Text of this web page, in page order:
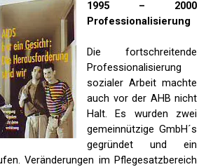
1995 – 2000
Professionalisierung
Die fortschreitende
Professionalisierung
sozialer Arbeit machte
auch vor der AHB nicht
Halt. Es wurden zwei
gemeinnützige GmbH´s
gegründet und ein
Veränderungen im Pflegesatzbereich